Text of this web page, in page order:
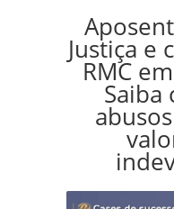
Justiça e
RMC
Saiba